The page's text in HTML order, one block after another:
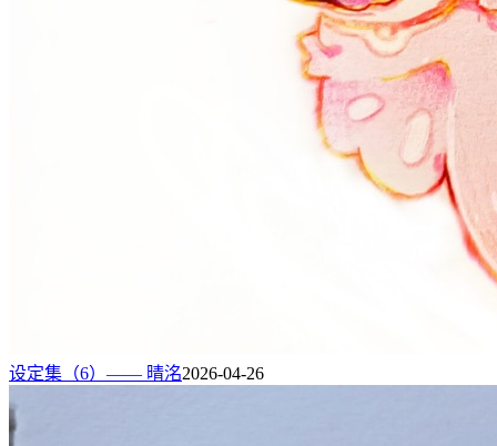
设定集（6）—— 晴洺2026-04-26